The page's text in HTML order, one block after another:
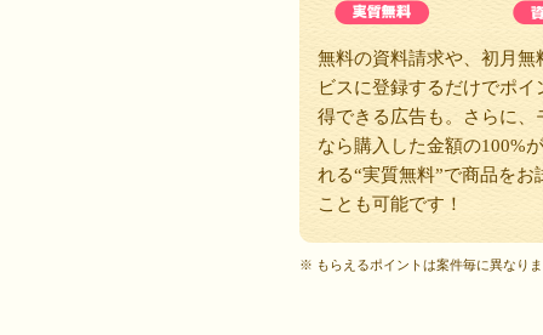
無料の資料請求や、初月無
ビスに登録するだけでポイ
得できる広告も。さらに、
なら購入した金額の100%
れる“実質無料”で商品をお
ことも可能です！
※ もらえるポイントは案件毎に異なり